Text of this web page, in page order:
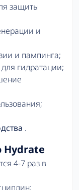
защиты
и
и пампинга;
для гидратации;
.
Hydrate
4-7 раз в